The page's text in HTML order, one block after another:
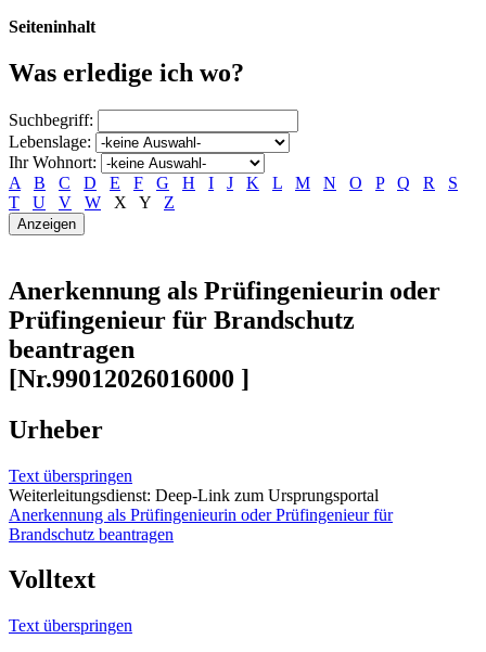
Seiteninhalt
Was erledige ich wo?
Suchbegriff:
Lebenslage:
Ihr Wohnort:
A
B C D E F G H I J K L M N O P Q R
S
T
U V W X Y Z
Anerkennung als Prüfingenieurin oder
Prüfingenieur für Brandschutz
beantragen
[Nr.99012026016000 ]
Urheber
Text überspringen
Weiterleitungsdienst: Deep-Link zum Ursprungsportal
Anerkennung als Prüfingenieurin oder Prüfingenieur für
Brandschutz beantragen
Volltext
Text überspringen